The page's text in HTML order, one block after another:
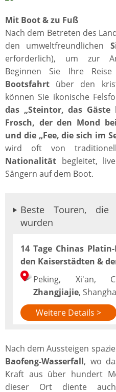
Mit Boot & zu Fuß
Nach dem Betreten des
den umweltfreundlichen
erforderlich), um zur
Beginnen Sie Ihre
Bootsfahrt über den
können Sie ikonische
das „Steintor, das Gäste
Frosch, der den Mond
und die „Fee, die sich im
wird oft von
Nationalität begleitet,
Sängern auf dem Boot.
Beste Touren, die
wurden
14 Tage Chinas
den Kaiserstädten &
Peking, Xi'an,
Zhangjiajie,
Weitere Details >
Nach dem Aussteigen
Baofeng-Wasserfall, wo
Kraft aus über hundert
dieser Ort diente